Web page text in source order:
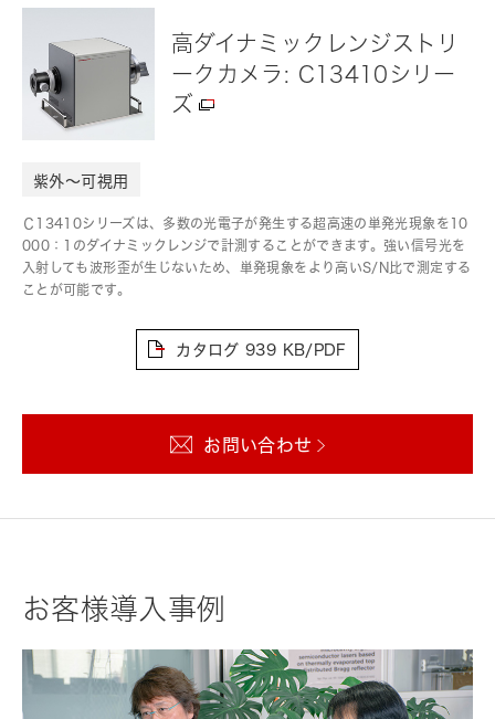
高ダイナミックレンジストリ
ークカメラ: C13410シリー
ズ
紫外～可視用
Ｃ13410シリーズは、多数の光電子が発生する超高速の単発光現象を10
000：1のダイナミックレンジで計測することができます。強い信号光を
入射しても波形歪が生じないため、単発現象をより高いS/N比で測定する
ことが可能です。
カタログ 939 KB/PDF
お問い合わせ
お客様導入事例